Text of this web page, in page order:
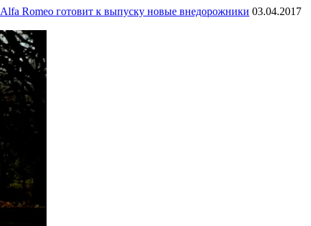
Alfa Romeo готовит к выпуску новые внедорожники 03.04.2017